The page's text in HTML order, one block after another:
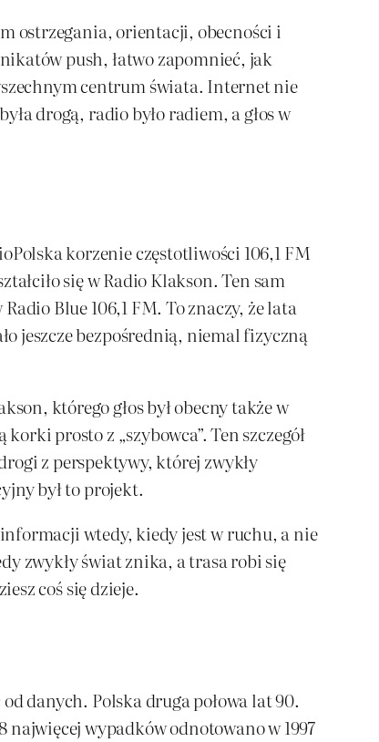
ostrzegania, orientacji, obecności i
push, łatwo zapomnieć, jak
centrum świata. Internet nie
drogą, radio było radiem, a głos w
korzenie częstotliwości 106,1 FM
się w Radio Klakson. Ten sam
Blue 106,1 FM. To znaczy, że lata
jeszcze bezpośrednią, niemal fizyczną
którego głos był obecny także w
prosto z „szybowca”. Ten szczegół
z perspektywy, której zwykły
był to projekt.
wtedy, kiedy jest w ruchu, a nie
zwykły świat znika, a trasa robi się
coś się dzieje.
danych. Polska druga połowa lat 90.
wypadków odnotowano w 1997